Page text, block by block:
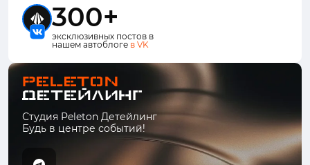
300+
эксклюзивных постов в
нашем автоблоге в VK
Студия Peleton Детейлинг
Будь в центре событий!